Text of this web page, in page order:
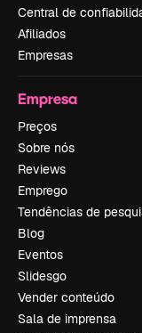
Central de
Afiliados
Empresas
Empresa
Preços
Sobre nós
Reviews
Emprego
Tendências de
Blog
Eventos
Slidesgo
Vender conteúdo
Sala de imprensa